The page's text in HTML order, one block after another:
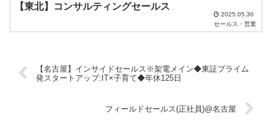
【東北】コンサルティングセールス
2025.05.30
セールス・営業
【名古屋】インサイドセールス※架電メイン◆東証プライム
発スタートアップ:IT×子育て◆年休125日
フィールドセールス(正社員)@名古屋